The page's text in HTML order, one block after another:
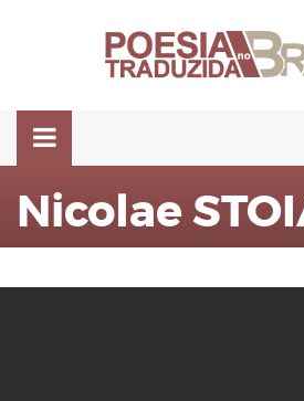
Nicolae